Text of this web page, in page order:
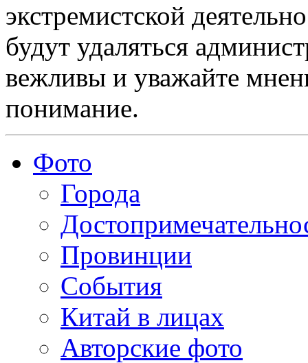
экстремистской
будут удаляться
вежливы и уважайте
понимание.
Фото
Города
Провинции
События
Китай в лицах
Авторские фото